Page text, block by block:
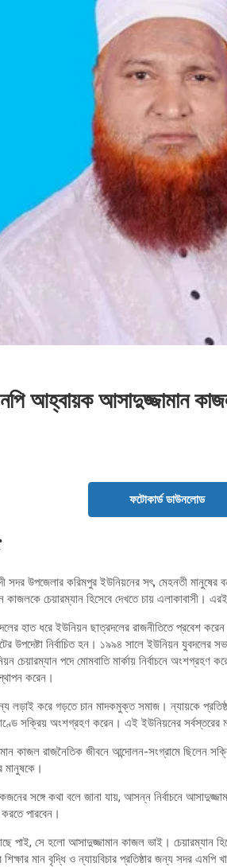
আহ্বায়ক আসাদুজ্জামান
ফটোকার্ড ডাউনলোড
সদর উপজেলার করিমপুর ইউনিয়নের সৎ, মেহনতী মানুষের
চেয়ারম্যান হিসেবে দেখতে চায় এলাকাবাসী।
হাত ধরে ইউনিয়ন ছাত্রদলের রাজনীতিতে প্রবেশ
নির্বাচিত হন। ১৯৯৪ সালে ইউনিয়ন যুবদলের
পদে মোমবাতি মার্কায় নির্বাচনে অংশগ্রহণ
করেন।
লড়াই করে গড়তে চান মাদকমুক্ত সমাজ। ন্যায়কে
সক্রিয় অংশগ্রহণ করেন। এই ইউনিয়নের সর্বস্তরের
কাজল রাজনৈতিক জীবনে আন্দোলন-সংগ্রামে ছিলেন
মানুষকে।
সঙ্গে কথা বলে জানা যায়, আসন্ন নির্বাচনে
পারবেন।
পাই, সে হলো আসাদুজ্জামান কাজল ভাই। চেয়ারম্যান
মান বৃদ্ধি ও ন্যায়বিচার প্রতিষ্ঠার জন্য সদর